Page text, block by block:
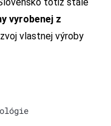
vyrobenej z
vlastnej výroby